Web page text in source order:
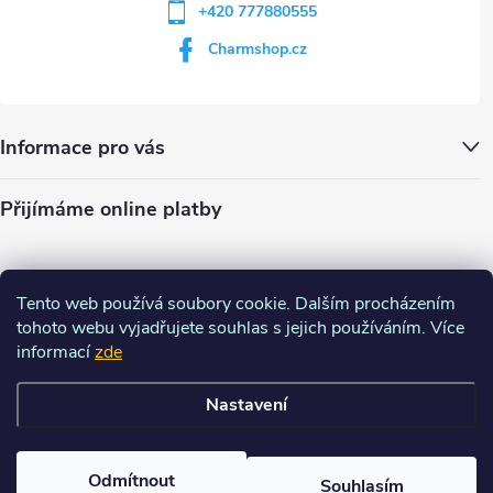
Tento web používá soubory cookie. Dalším procházením
tohoto webu vyjadřujete souhlas s jejich používáním. Více
informacízde
Nastavení
Odmítnout Souhlasím
+420 777880555
Charmshop.cz
Informace pro vás
Přijímáme online platby
nastavení cookies